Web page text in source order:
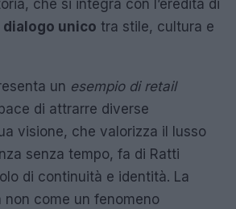
che si integra con l’eredità di
dialogo unico tra stile, cultura e
un esempio di retail
di attrarre diverse
visione, che valorizza il lusso
senza tempo, fa di Ratti
di continuità e identità. La
non come un fenomeno